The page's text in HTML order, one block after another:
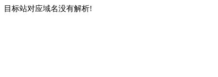
目标站对应域名没有解析!